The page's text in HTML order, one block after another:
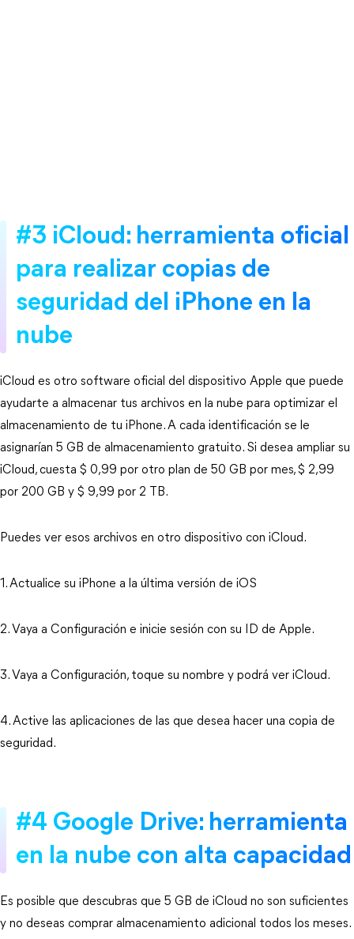
#3 iCloud: herramienta oficial
para realizar copias de
seguridad del iPhone en la
nube
iCloud es otro software oficial del dispositivo Apple que puede
ayudarte a almacenar tus archivos en la nube para optimizar el
almacenamiento de tu iPhone. A cada identificación se le
asignarían 5 GB de almacenamiento gratuito. Si desea ampliar su
iCloud, cuesta $ 0,99 por otro plan de 50 GB por mes, $ 2,99
por 200 GB y $ 9,99 por 2 TB.
Puedes ver esos archivos en otro dispositivo con iCloud.
1. Actualice su iPhone a la última versión de iOS
2. Vaya a Configuración e inicie sesión con su ID de Apple.
3. Vaya a Configuración, toque su nombre y podrá ver iCloud.
4. Active las aplicaciones de las que desea hacer una copia de
seguridad.
#4 Google Drive: herramienta
en la nube con alta capacidad
Es posible que descubras que 5 GB de iCloud no son suficientes
y no deseas comprar almacenamiento adicional todos los meses.